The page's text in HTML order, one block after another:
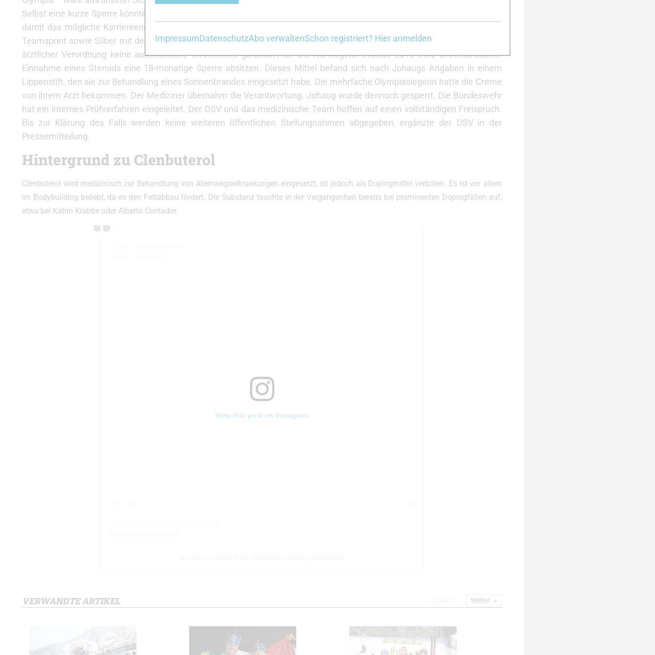
Selbst eine kurze Sperre könnte faktisch einem Ausschluss von den Olympischen Winterspielen 2026 gleichkommen – und
damit das mögliche Karriereende für die 29-jährige Thüringerin bedeuten. Bei den Winterspielen 2022 hatte Carl Gold im
Teamsprint sowie Silber mit der Staffel geholt. Der Fall ähnelt dem Fall von Therese Johaug, welcher zeigt, dass auch bei
ärztlicher Verordnung keine automatische Straffreiheit garantiert ist. Die Norwegerin musste 2016 trotz unverschuldeter
Einnahme eines Steroids eine 18-monatige Sperre absitzen. Dieses Mittel befand sich nach Johaugs Angaben in einem
Lippenstift, den sie zur Behandlung eines Sonnenbrandes eingesetzt habe. Die mehrfache Olympiasiegerin hatte die Creme
von ihrem Arzt bekommen. Der Mediziner übernahm die Verantwortung. Johaug wurde dennoch gesperrt. Die Bundeswehr
hat ein internes Prüfverfahren eingeleitet. Der DSV und das medizinische Team hoffen auf einen vollständigen Freispruch.
Bis zur Klärung des Falls werden keine weiteren öffentlichen Stellungnahmen abgegeben, ergänzte der DSV in der
Pressemitteilung.
Hintergrund zu Clenbuterol
Clenbuterol wird medizinisch zur Behandlung von Atemwegserkrankungen eingesetzt, ist jedoch als Dopingmittel verboten. Es ist vor allem
im Bodybuilding beliebt, da es den Fettabbau fördert. Die Substanz tauchte in der Vergangenheit bereits bei prominenten Dopingfällen auf,
etwa bei Katrin Krabbe oder Alberto Contador.
View this post on Instagram
VERWANDTE ARTIKEL Weiter
ImpressumDatenschutzAbo verwaltenSchon registriert? Hier anmelden